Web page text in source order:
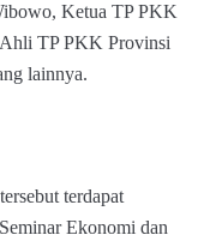
Ketua TP PKK
TP PKK Provinsi
lainnya.
terdapat
Ekonomi dan